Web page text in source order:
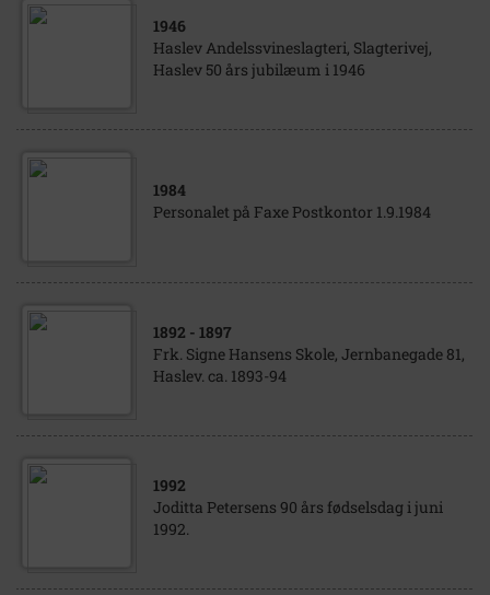
1946
Haslev Andelssvineslagteri, Slagterivej,
Haslev 50 års jubilæum i 1946
1984
Personalet på Faxe Postkontor 1.9.1984
1892 - 1897
Frk. Signe Hansens Skole, Jernbanegade 81,
Haslev. ca. 1893-94
1992
Joditta Petersens 90 års fødselsdag i juni
1992.